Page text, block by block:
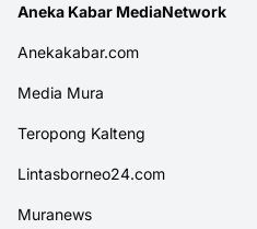
Aneka Kabar MediaNetwork
Anekakabar.com
Media Mura
Teropong Kalteng
Lintasborneo24.com
Muranews